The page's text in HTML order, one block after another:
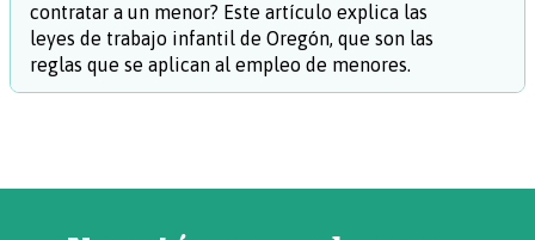
contratar a un menor? Este artículo explica las
leyes de trabajo infantil de Oregón, que son las
reglas que se aplican al empleo de menores.